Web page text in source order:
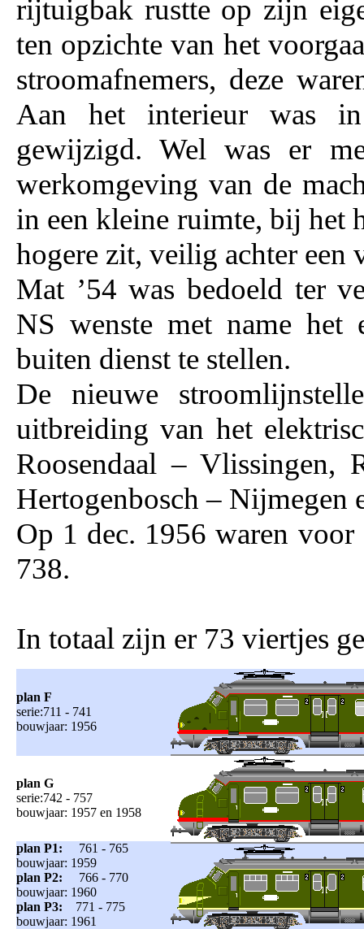
rijtuigbak rustte op zijn
ten opzichte van het
stroomafnemers, deze
Aan het interieur was
gewijzigd. Wel was er
werkomgeving van de
in een kleine ruimte, bij het
hogere zit, veilig achter een
Mat ’54 was bedoeld ter
NS wenste met name het
buiten dienst te stellen.
De nieuwe
uitbreiding van het
Roosendaal – Vlissingen,
Hertogenbosch – Nijmegen
Op 1 dec. 1956 waren voor
738.
In totaal zijn er 73 viertjes
plan F
serie:711 - 741
bouwjaar: 1956
plan G
serie:742 - 757
bouwjaar: 1957 en 1958
plan P1:
761 - 765
bouwjaar: 1959
plan P2:
766 - 770
bouwjaar: 1960
plan P3: 771 - 775
bouwjaar: 1961